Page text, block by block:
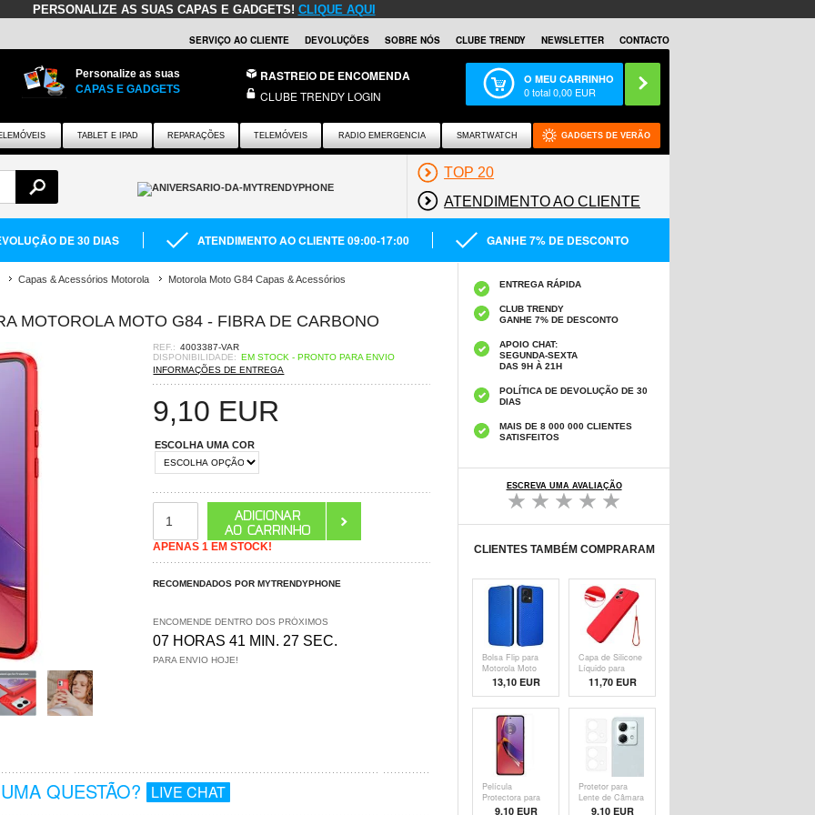
PERSONALIZE AS SUAS CAPAS E GADGETS! CLIQUE AQUI
SERVIÇO AO CLIENTE DEVOLUÇÕES SOBRE NÓS CLUBE TRENDY NEWSLETTER CONTACTO
Personalize as suas
CAPAS E GADGETS
RASTREIO DE ENCOMENDA
CLUBE TRENDY LOGIN
O MEU CARRINHO
0total0,00 EUR
TABLET E IPAD REPARAÇÕES TELEMÓVEIS RADIO EMERGENCIA SMARTWATCH GADGETS DE VERÃO
TOP 20
ATENDIMENTO AO CLIENTE
DE 30 DIAS ATENDIMENTO AO CLIENTE 09:00-17:00 GANHE 7% DE DESCONTO
Capas & Acessórios Motorola Motorola Moto G84 Capas & Acessórios
MOTOROLA MOTO G84 - FIBRA DE CARBONO
REF.: 4003387-VAR
DISPONIBILIDADE: EM STOCK - PRONTO PARA ENVIO
INFORMAÇÕES DE ENTREGA
9,10 EUR
ESCOLHA UMA COR
APENAS 1 EM STOCK!
RECOMENDADOS POR MYTRENDYPHONE
ENCOMENDE DENTRO DOS PRÓXIMOS
07 HORAS 41 MIN. 27 SEC.
PARA ENVIO HOJE!
QUESTÃO? LIVE CHAT
ENTREGA RÁPIDA
CLUB TRENDY
GANHE 7% DE DESCONTO
APOIO CHAT:
SEGUNDA-SEXTA
DAS 9H À 21H
POLÍTICA DE DEVOLUÇÃO DE 30
DIAS
MAIS DE 8 000 000 CLIENTES
SATISFEITOS
ESCREVA UMA AVALIAÇÃO
CLIENTES TAMBÉM COMPRARAM
Bolsa Flip para
Motorola Moto
G84 - Fibra de
Carbono
13,10 EUR
Capa de Silicone
Líquido para
Motorola Moto
G84
11,70 EUR
Película
Protectora para
Motorola Moto
9,10 EUR
Protetor para
Lente de Câmara
em Vidro
9,10 EUR